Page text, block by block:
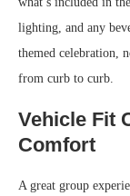
lighting, and any
themed celebration,
from curb to curb.
Vehicle Fit
Comfort
A great group